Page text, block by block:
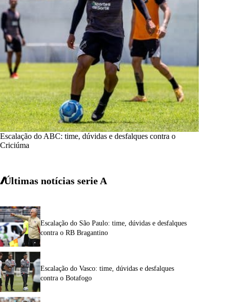
Escalação do ABC: time, dúvidas e desfalques contra o
Criciúma
Últimas notícias serie A
Escalação do São Paulo: time, dúvidas e desfalques
contra o RB Bragantino
Escalação do Vasco: time, dúvidas e desfalques
contra o Botafogo